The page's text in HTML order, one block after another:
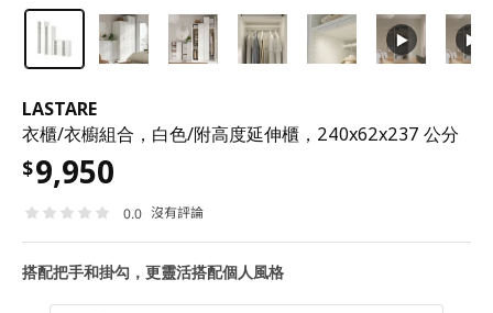
LASTARE
衣櫃/衣櫥組合，白色/附高度延伸櫃，240x62x237 公分
$9,950
0.0 沒有評論
搭配把手和掛勾，更靈活搭配個人風格